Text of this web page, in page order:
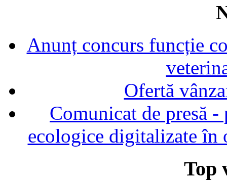
Anunț concurs funcție
Ofertă
Comunicat de presă
ecologice digitalizate în
Top